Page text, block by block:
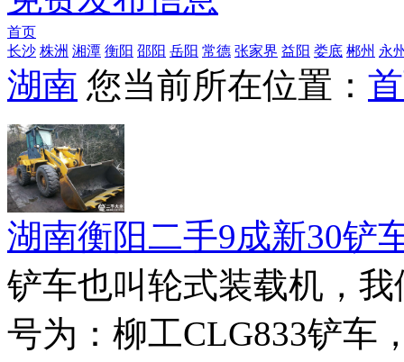
首页
长沙 株洲 湘潭 衡阳 邵阳 岳阳 常德 张家界 益阳 娄底 郴州 永
湖南 您当前所在位置：
湖南衡阳二手9成新30铲
铲车也叫轮式装载机，
号为：柳工CLG833铲车